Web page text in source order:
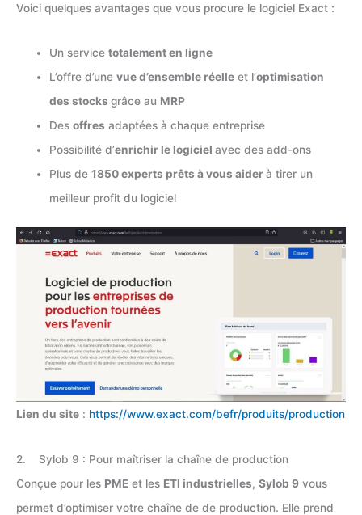
Voici quelques avantages que vous procure le logiciel Exact :
Un servicetotalement en ligne
L’offre d’unevue d’ensemble réelle et l’optimisation
des stocksgrâce au MRP
Desoffres adaptées à chaque entreprise
Possibilité d’enrichir le logicielavec des add-ons
Plus de1850 experts prêts à vous aiderà tirer un
meilleur profit du logiciel
Lien du site : https://www.exact.com/befr/produits/production
2. Sylob 9 : Pour maîtriser la chaîne de production
Conçue pour les PME et les ETI industrielles, Sylob 9 vous
permet d’optimiser votre chaîne de de production. Elle prend